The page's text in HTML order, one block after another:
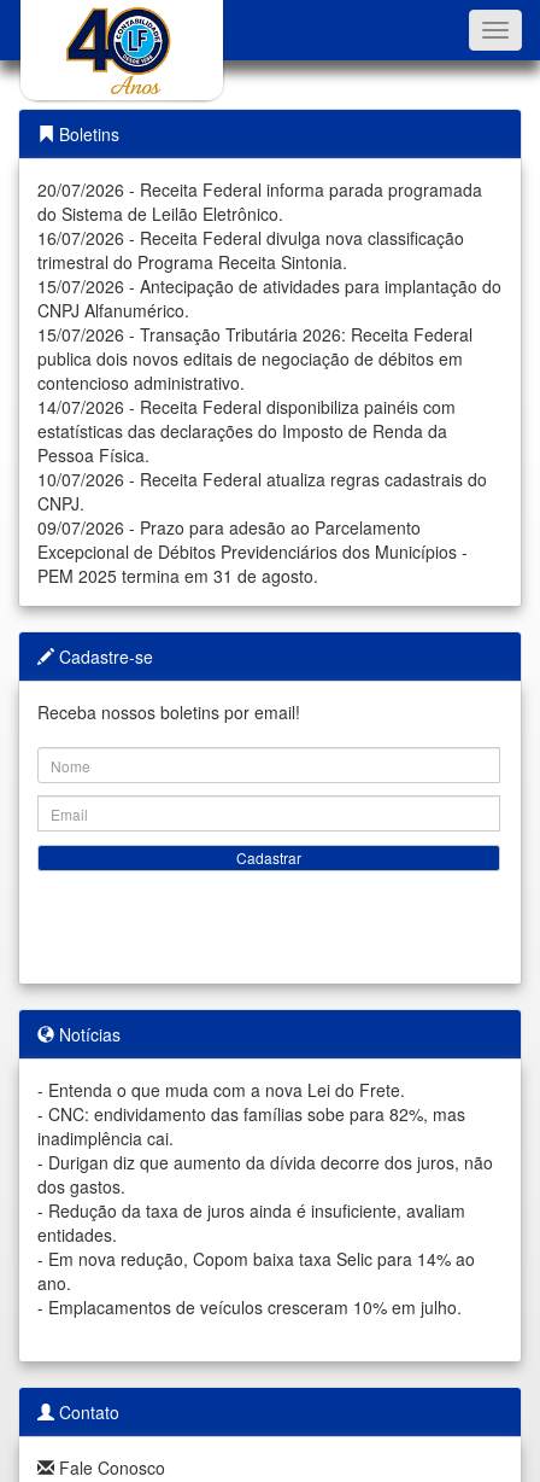
Boletins
20/07/2026 - Receita Federal informa parada programada
do Sistema de Leilão Eletrônico.
16/07/2026 - Receita Federal divulga nova classificação
trimestral do Programa Receita Sintonia.
15/07/2026 - Antecipação de atividades para implantação do
CNPJ Alfanumérico.
15/07/2026 - Transação Tributária 2026: Receita Federal
publica dois novos editais de negociação de débitos em
contencioso administrativo.
14/07/2026 - Receita Federal disponibiliza painéis com
estatísticas das declarações do Imposto de Renda da
Pessoa Física.
10/07/2026 - Receita Federal atualiza regras cadastrais do
CNPJ.
09/07/2026 - Prazo para adesão ao Parcelamento
Excepcional de Débitos Previdenciários dos Municípios -
PEM 2025 termina em 31 de agosto.
Cadastre-se
Receba nossos boletins por email!
Cadastrar
Notícias
- Entenda o que muda com a nova Lei do Frete.
- CNC: endividamento das famílias sobe para 82%, mas
inadimplência cai.
- Durigan diz que aumento da dívida decorre dos juros, não
dos gastos.
- Redução da taxa de juros ainda é insuficiente, avaliam
entidades.
- Em nova redução, Copom baixa taxa Selic para 14% ao
ano.
- Emplacamentos de veículos cresceram 10% em julho.
Contato
Fale Conosco